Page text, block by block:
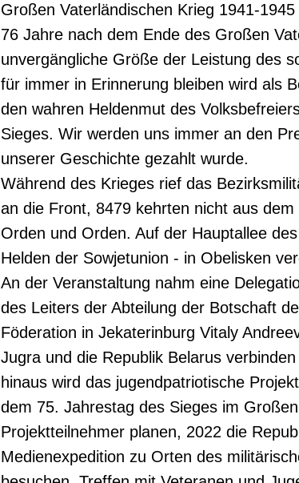
Großen Vaterländischen Krieg 1941-
76 Jahre nach dem Ende des Großen
unvergängliche Größe der Leistung des
für immer in Erinnerung bleiben wird als
den wahren Heldenmut des
Sieges. Wir werden uns immer an den
unserer Geschichte gezahlt wurde.
Während des Krieges rief das
an die Front, 8479 kehrten nicht aus
Orden und Orden. Auf der Hauptallee
Helden der Sowjetunion - in Obelisken
An der Veranstaltung nahm eine
des Leiters der Abteilung der Botschaft
Föderation in Jekaterinburg Vitaly
Jugra und die Republik Belarus
hinaus wird das jugendpatriotische
dem 75. Jahrestag des Sieges im
Projektteilnehmer planen, 2022 die
Medienexpedition zu Orten des